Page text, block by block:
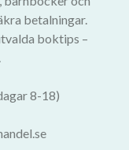
betalningar.
boktips –
8-18)